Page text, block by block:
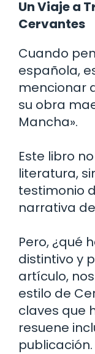
Un Viaje a
Cervantes
Cuando
española,
mencionar
su obra
Mancha».
Este libro
literatura,
testimonio
narrativa
Pero, ¿qué
distintivo y
artículo,
estilo de
claves que
resuene
publicación.